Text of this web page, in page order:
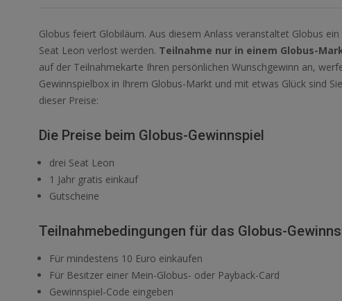
Globus feiert Globiläum. Aus diesem Anlass veranstaltet Globus
Seat Leon verlost werden. Teilnahme nur in einem Globus-
auf der Teilnahmekarte Ihren persönlichen Wunschgewinn an,
Gewinnspielbox in Ihrem Globus-Markt und mit etwas Glück sind
dieser Preise:
Die Preise beim Globus-Gewinnspiel
drei Seat Leon
1 Jahr gratis einkauf
Gutscheine
Teilnahmebedingungen für das Globus-
Für mindestens 10 Euro einkaufen
Für Besitzer einer Mein-Globus- oder Payback-Card
Gewinnspiel-Code eingeben